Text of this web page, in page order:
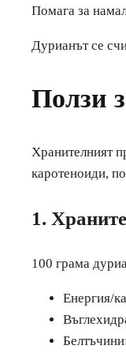
Помага за
Дурианът се
Ползи
Хранителният
каротеноиди,
1.
100 грама
Енергия/